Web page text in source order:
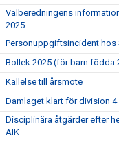
Valberedningens
2025
Personuppgiftsincident hos
Bollek 2025 (för barn födda
Kallelse till årsmöte
Damlaget klart för division 4
Disciplinära åtgärder efter
AIK